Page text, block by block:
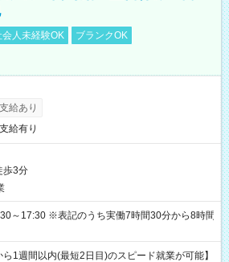
会人未経験OK
ブランクOK
給あり
給有り
歩3分
働7時間30分から8時間
1週間以内(最短2日目)のスピード就業が可能】